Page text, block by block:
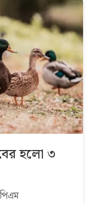
হলো ৩